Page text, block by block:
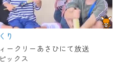
り
ークリーあさひにて放送
ックス